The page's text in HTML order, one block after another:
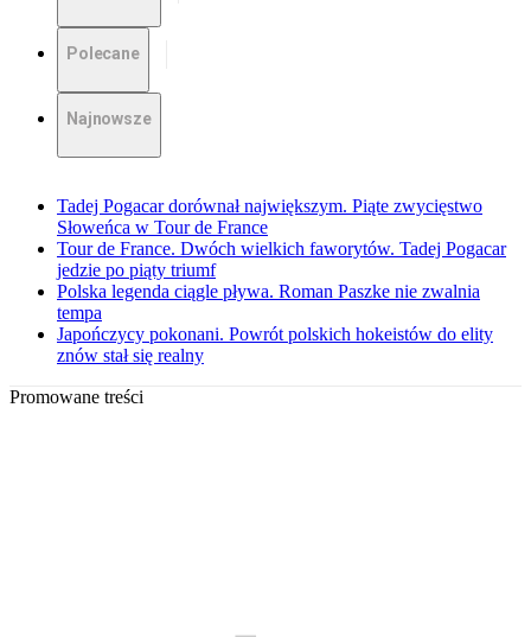
Polecane
Najnowsze
Tadej Pogacar dorównał największym. Piąte zwycięstwo
Słoweńca w Tour de France
Tour de France. Dwóch wielkich faworytów. Tadej Pogacar
jedzie po piąty triumf
Polska legenda ciągle pływa. Roman Paszke nie zwalnia
tempa
Japończycy pokonani. Powrót polskich hokeistów do elity
znów stał się realny
Promowane treści